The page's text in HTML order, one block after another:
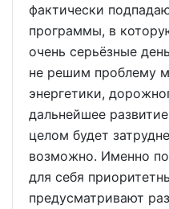
фактически
программы, в
очень серьёзные
не решим проблему
энергетики,
дальнейшее
целом будет
возможно. Именно
для себя
предусматривают